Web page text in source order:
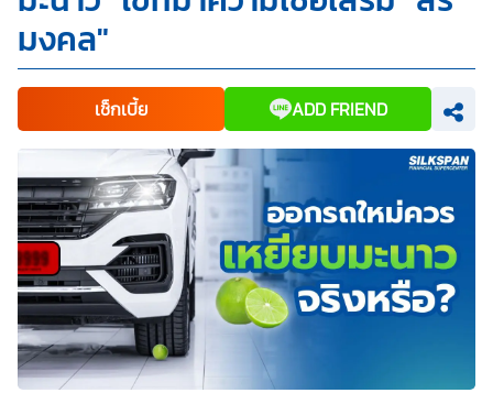
ข้อมูลส่วนบุคคลและข้อมูลส่วนบุคคลที่มีความอ่อนไหวของ
ข้าพเจ้า เพื่อวัตถุประสงค์ในการดำเนินการติดต่อและนำเสนอ
ข้อมูลสำหรับการขายผลิตภัณฑ์ การจัดทำรายการส่งเสริมการ
เพื่อพัฒนาผลิตภัณฑ์หรือบริการต่างๆ หรือเพื่อกิจกรรมอื่นๆ
ท่านสามารถอ่านรายละเอียดนโยบายคุ้มครองข้อมูลส่วนบุคคล
และสิทธิของเจ้าของข้อมูลส่วนบุคคลได้ที่เว็บไซต์คำประกาศ
เกี่ยวกับความเป็นส่วนตัวก่อนให้ความยินยอม ทั้งนี้ ก่อนการ
แสดงเจตนา ข้าพเจ้าได้อ่านรายละเอียดจากเอกสารชี้แจงข้อมูล
หรือได้รับคำอธิบายจากหน่วยงานถึงวัตถุประสงค์ในการเก็บ
รวบรวม ใช้หรือเปิดเผยข้อมูลส่วนบุคคล (“ประมวลผลข้อมูล
ส่วนบุคคล”) และมีความเข้าใจดีแล้ว ข้าพเจ้าให้ความยินยอมหรือ
ปฏิเสธไม่ให้ความยินยอมในเอกสารนี้ด้วยความสมัครใจ
ปราศจากการบังคับหรือชักจูง และข้าพเจ้าทราบว่าข้าพเจ้า
สามารถถอนความยินยอมนี้เสียเมื่อใดก็ได้ เว้นแต่ในกรณีมีข้อ
จำกัดสิทธิตามกฎหมายหรือยังมีสัญญาระหว่างข้าพเจ้ากับ
สถาบันที่ให้ประโยชน์แก่ข้าพเจ้าอยู่ กรณีที่ข้าพเจ้าประสงค์จะไม่
ให้ความยินยอม ข้าพเจ้าเข้าใจและยอมรับว่า การไม่ให้ความ
ยินยอมจะมีผลทำให้ข้าพเจ้า (เช่น ข้าพเจ้าอาจได้รับความสะดวก
ในการใช้บริการน้อยลง หรือข้าพเจ้าไม่สามารถเข้าถึงฟังก์ชัน
การใช้งานบางอย่างได้ เป็นต้น) และข้าพเจ้าทราบว่าการถอน
มงคล"
เช็กเบี้ย ADD FRIEND